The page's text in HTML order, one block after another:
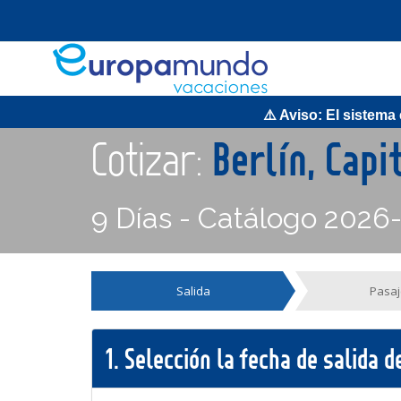
⚠️ Aviso: El sistema
Cotizar: Berlín,
9 Días - Catálogo
Salida
1. Selección la fecha de salida